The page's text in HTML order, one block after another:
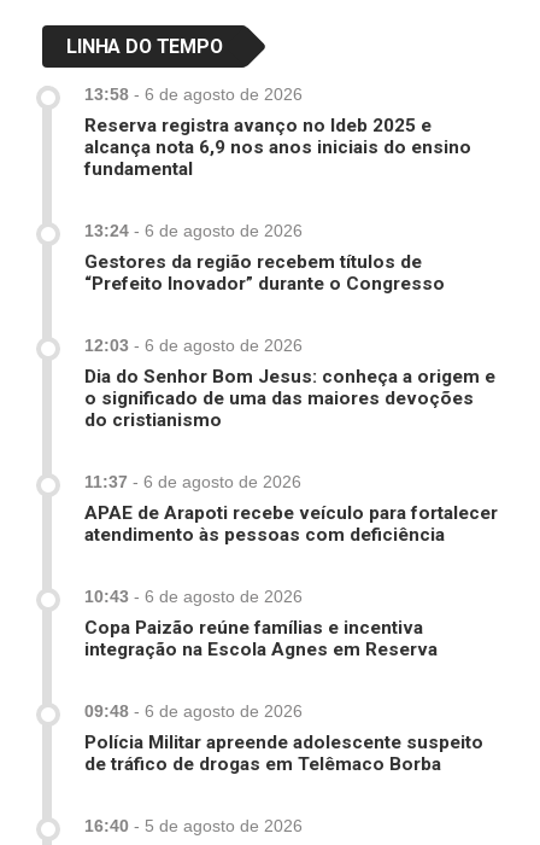
LINHA DO TEMPO
13:58 - 6 de agosto de 2026
Reserva registra avanço no Ideb 2025 e
alcança nota 6,9 nos anos iniciais do ensino
fundamental
13:24 - 6 de agosto de 2026
Gestores da região recebem títulos de
“Prefeito Inovador” durante o Congresso
12:03 - 6 de agosto de 2026
Dia do Senhor Bom Jesus: conheça a origem e
o significado de uma das maiores devoções
do cristianismo
11:37 - 6 de agosto de 2026
APAE de Arapoti recebe veículo para fortalecer
atendimento às pessoas com deficiência
10:43 - 6 de agosto de 2026
Copa Paizão reúne famílias e incentiva
integração na Escola Agnes em Reserva
09:48 - 6 de agosto de 2026
Polícia Militar apreende adolescente suspeito
de tráfico de drogas em Telêmaco Borba
16:40 - 5 de agosto de 2026